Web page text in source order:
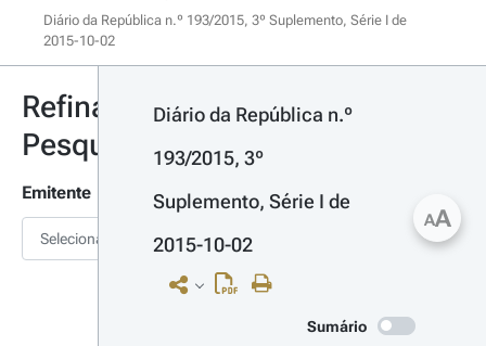
Diário da República n.º 193/2015, 3º Suplemento, Série I de
2015-10-02
Refinar
Pesquisa
Emitente
Selecionar
Diário da República n.º
193/2015, 3º
Suplemento, Série I de
2015-10-02
Sumário
AA